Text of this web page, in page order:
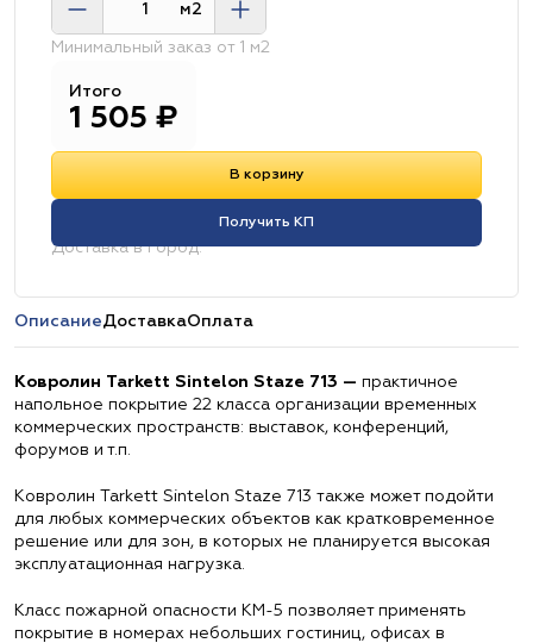
м2
Минимальный заказ от 1 м2
Итого
1 505 ₽
В корзину
Получить КП
Доставка в город:
ОписаниеДоставкаОплата
Ковролин Tarkett Sintelon Staze 713 — практичное
напольное покрытие 22 класса организации временных
коммерческих пространств: выставок, конференций,
форумов и т.п.
Ковролин Tarkett Sintelon Staze 713 также может подойти
для любых коммерческих объектов как кратковременное
решение или для зон, в которых не планируется высокая
эксплуатационная нагрузка.
Класс пожарной опасности КМ-5 позволяет применять
покрытие в номерах небольших гостиниц, офисах в